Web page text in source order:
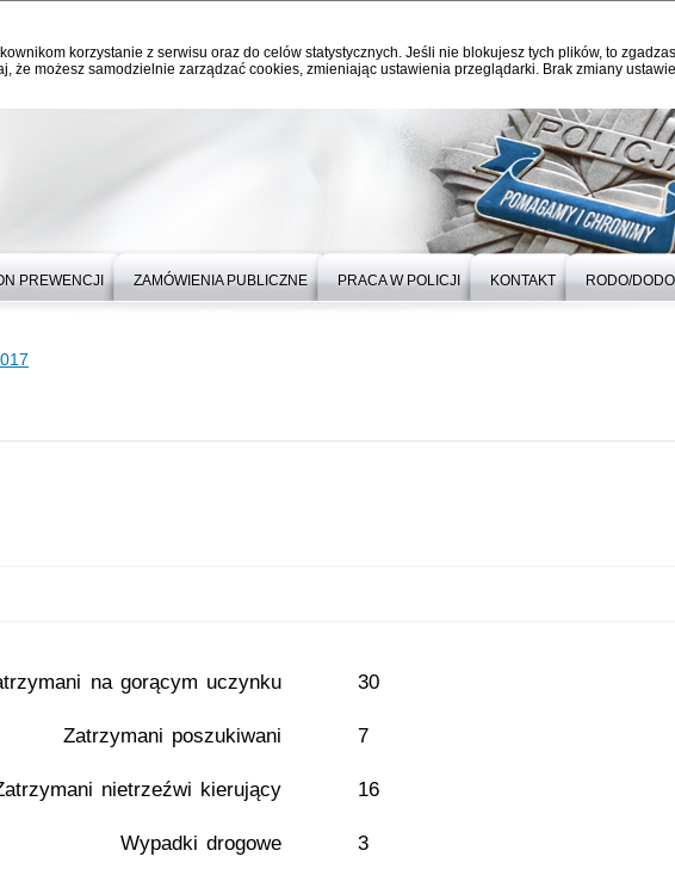
korzystanie z serwisu oraz do celów statystycznych. Jeśli nie blokujesz tych plików, to
że możesz samodzielnie zarządzać cookies, zmieniając ustawienia przeglądarki. Brak zmiany
PREWENCJI ZAMÓWIENIA PUBLICZNE PRACA W POLICJI KONTAKT RODO/DODO
na gorącym uczynku 30
Zatrzymani poszukiwani 7
nietrzeźwi kierujący 16
Wypadki drogowe 3